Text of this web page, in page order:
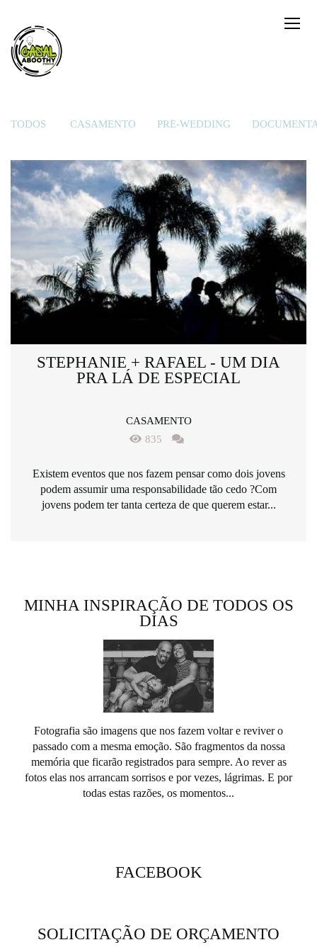
TODOS CASAMENTO PRÉ-WEDDING
STEPHANIE + RAFAEL - UM DIA
PRA LÁ DE ESPECIAL
CASAMENTO
835
Existem eventos que nos fazem pensar como dois jovens
podem assumir uma responsabilidade tão cedo ?Com
jovens podem ter tanta certeza de que querem estar...
MINHA INSPIRAÇÃO DE TODOS OS
DIAS
Fotografia são imagens que nos fazem voltar e reviver o
passado com a mesma emoção. São fragmentos da nossa
memória que ficarão registrados para sempre. Ao rever as
fotos elas nos arrancam sorrisos e por vezes, lágrimas. E por
todas estas razões, os momentos...
FACEBOOK
SOLICITAÇÃO DE ORÇAMENTO